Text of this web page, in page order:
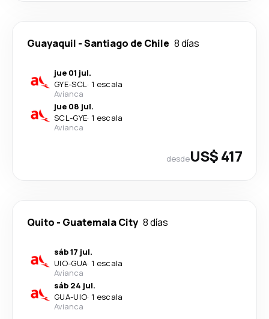
Guayaquil -Santiago de Chile 8 días
jue 01 jul.
GYE-SCL· 1 escala
Avianca
jue 08 jul.
SCL-GYE· 1 escala
Avianca
desdeUS$ 417
Quito - Guatemala City 8 días
sáb 17 jul.
UIO-GUA· 1 escala
Avianca
sáb 24 jul.
GUA-UIO· 1 escala
Avianca